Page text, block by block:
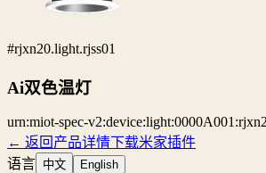
#rjxn20.light.rjss01
Ai双色温灯
urn:miot-spec-
← 返回产品详情下载米家插件
语言 中文 English